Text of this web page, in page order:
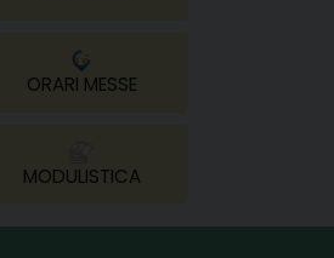
ORARI MESSE
MODULISTICA